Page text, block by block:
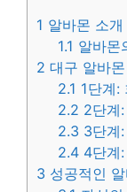
1 알바몬 소개
1.1 알바몬
2 대구 알바
2.1 1단계:
2.2 2단계
2.3 3단계
2.4 4단계
3 성공적인